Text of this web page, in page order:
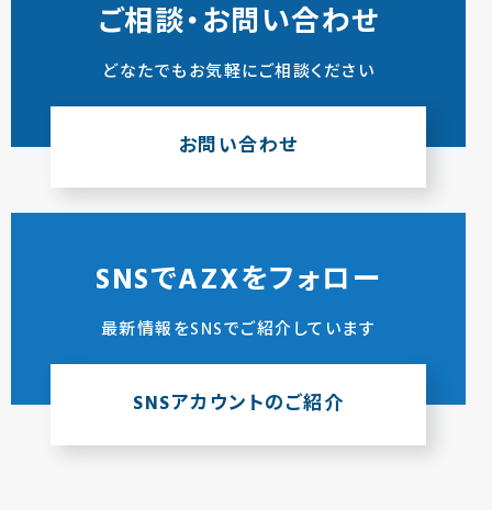
ご相談・お問い合わせ
どなたでもお気軽にご相談ください
お問い合わせ
SNSでAZXをフォロー
最新情報をSNSでご紹介しています
SNSアカウントのご紹介